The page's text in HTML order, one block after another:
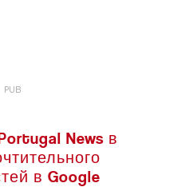
News в
в Google